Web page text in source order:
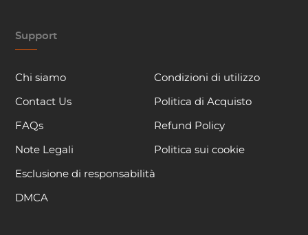
Support
Chi siamo
Contact Us
FAQs
Note Legali
Esclusione di responsabilità
DMCA
Condizioni di utilizzo
Politica di Acquisto
Refund Policy
Politica sui cookie